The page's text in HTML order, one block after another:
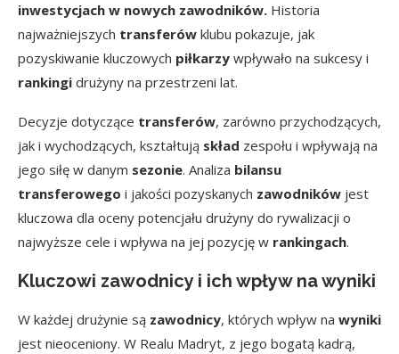
inwestycjach w nowych zawodników. Historia
najważniejszych transferów klubu pokazuje, jak
pozyskiwanie kluczowych piłkarzy wpływało na sukcesy i
rankingi drużyny na przestrzeni lat.
Decyzje dotyczące transferów, zarówno przychodzących,
jak i wychodzących, kształtują skład zespołu i wpływają na
jego siłę w danym sezonie. Analiza bilansu
transferowego i jakości pozyskanych zawodników jest
kluczowa dla oceny potencjału drużyny do rywalizacji o
najwyższe cele i wpływa na jej pozycję w rankingach.
Kluczowi zawodnicy i ich wpływ na wyniki
W każdej drużynie są zawodnicy, których wpływ na wyniki
jest nieoceniony. W Realu Madryt, z jego bogatą kadrą,